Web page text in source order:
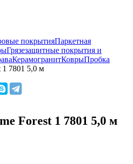
покрытияПаркетная
Грязезащитные покрытия и
КерамогранитКоврыПробка
1 7801 5,0 м
Forest 1 7801 5,0 м